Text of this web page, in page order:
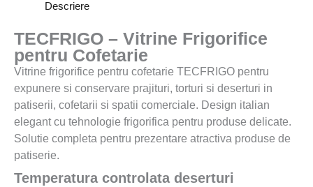
Descriere
TECFRIGO – Vitrine Frigorifice
pentru Cofetarie
Vitrine frigorifice pentru cofetarie TECFRIGO pentru
expunere si conservare prajituri, torturi si deserturi in
patiserii, cofetarii si spatii comerciale. Design italian
elegant cu tehnologie frigorifica pentru produse delicate.
Solutie completa pentru prezentare atractiva produse de
patiserie.
Temperatura controlata deserturi